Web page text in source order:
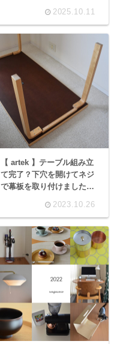
2025.10.11
【 artek 】テーブル組み立
て完了？下穴を開けてネジ
で幕板を取り付けました【
2023.10.26